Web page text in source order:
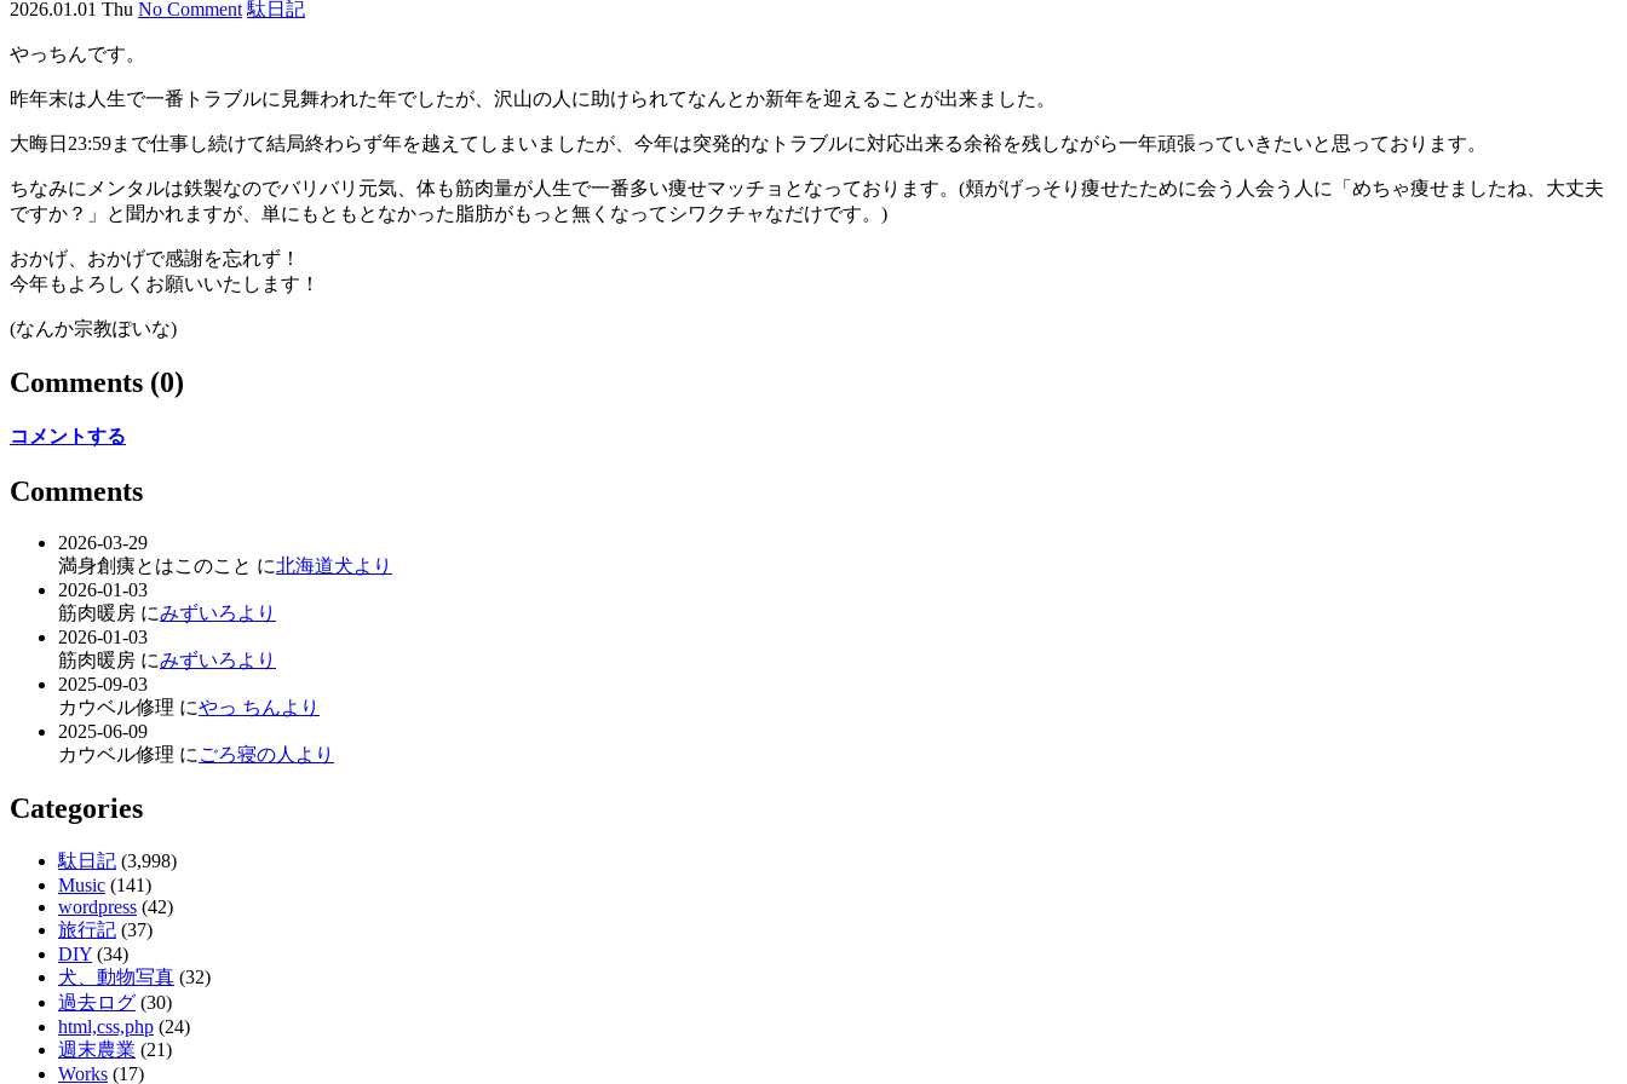
2026.01.01 Thu No Comment 駄日記
やっちんです。
昨年末は人生で一番トラブルに見舞われた年でしたが、沢山の人に助けられてなんとか新年を迎えることが出来ました。
大晦日23:59まで仕事し続けて結局終わらず年を越えてしまいましたが、今年は突発的なトラブルに対応出来る余裕を残しながら一年頑張っていきたいと思っております。
ちなみにメンタルは鉄製なのでバリバリ元気、体も筋肉量が人生で一番多い痩せマッチョとなっております。(頬がげっそり痩せたために会う人会う人に「めちゃ痩せましたね、大丈夫
ですか？」と聞かれますが、単にもともとなかった脂肪がもっと無くなってシワクチャなだけです。)
おかげ、おかげで感謝を忘れず！
今年もよろしくお願いいたします！
(なんか宗教ぽいな)
Comments (0)
コメントする
Comments
2026-03-29
満身創痍とはこのこと に北海道犬より
2026-01-03
筋肉暖房 にみずいろより
2026-01-03
筋肉暖房 にみずいろより
2025-09-03
カウベル修理 にやっ ちんより
2025-06-09
カウベル修理 に ごろ寝の人より
Categories
駄日記 (3,998)
Music (141)
wordpress (42)
旅行記 (37)
DIY (34)
犬、動物写真 (32)
過去ログ (30)
html,css,php (24)
週末農業 (21)
Works (17)